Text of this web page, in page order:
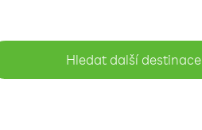
Hledat další destinace